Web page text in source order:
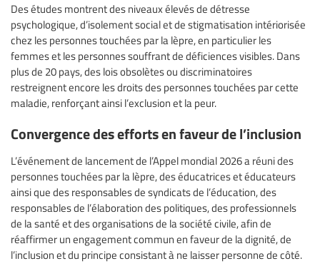
Des études montrent des niveaux élevés de détresse
psychologique, d’isolement social et de stigmatisation intériorisée
chez les personnes touchées par la lèpre, en particulier les
femmes et les personnes souffrant de déficiences visibles. Dans
plus de 20 pays, des lois obsolètes ou discriminatoires
restreignent encore les droits des personnes touchées par cette
maladie, renforçant ainsi l’exclusion et la peur.
Convergence des efforts en faveur de l’inclusion
L’événement de lancement de l’Appel mondial 2026 a réuni des
personnes touchées par la lèpre, des éducatrices et éducateurs
ainsi que des responsables de syndicats de l’éducation, des
responsables de l’élaboration des politiques, des professionnels
de la santé et des organisations de la société civile, afin de
réaffirmer un engagement commun en faveur de la dignité, de
l’inclusion et du principe consistant à ne laisser personne de côté.